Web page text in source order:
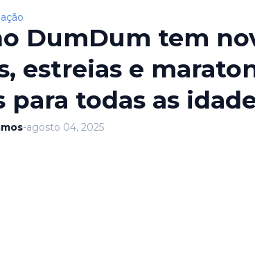
DumDum tem
estreias e
para todas as
-agosto 04, 2025